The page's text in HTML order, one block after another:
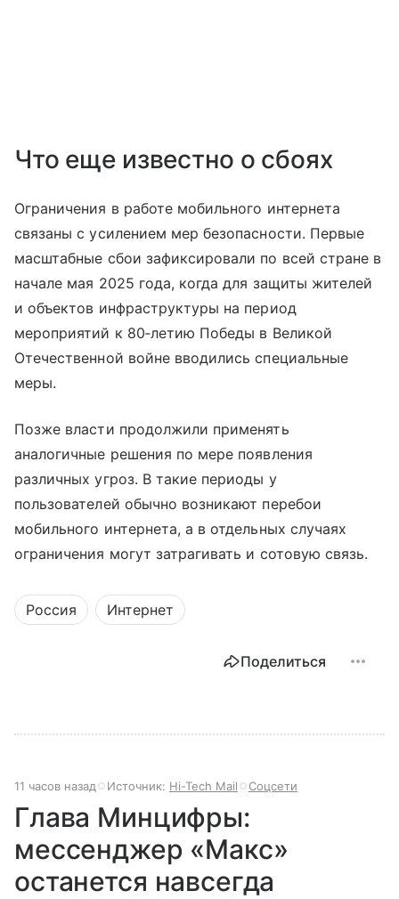
Что еще известно о сбоях
Ограничения в работе мобильного интернета
связаны с усилением мер безопасности. Первые
масштабные сбои зафиксировали по всей стране в
начале мая 2025 года, когда для защиты жителей
и объектов инфраструктуры на период
мероприятий к 80‑летию Победы в Великой
Отечественной войне вводились специальные
меры.
Позже власти продолжили применять
аналогичные решения по мере появления
различных угроз. В такие периоды у
пользователей обычно возникают перебои
мобильного интернета, а в отдельных случаях
ограничения могут затрагивать и сотовую связь.
Россия Интернет
Поделиться
11 часов назад Источник: Hi-Tech Mail Соцсети
Глава Минцифры:
мессенджер «Макс»
останется навсегда